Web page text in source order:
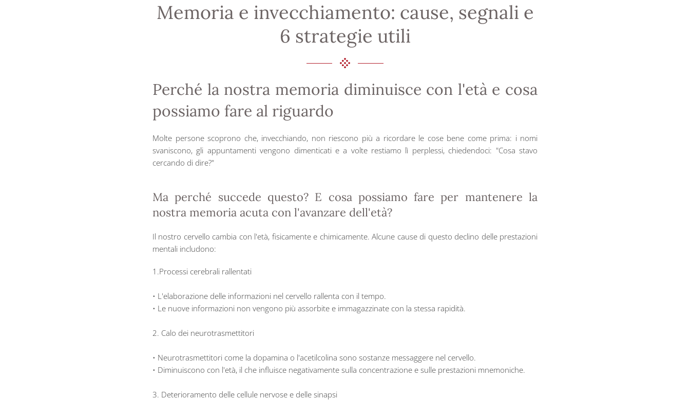
Memoria e invecchiamento: cause, segnali e
6 strategie utili
Perché la nostra memoria diminuisce con l'età e cosa
possiamo fare al riguardo
Molte persone scoprono che, invecchiando, non riescono più a ricordare le cose bene come prima: i nomi
svaniscono, gli appuntamenti vengono dimenticati e a volte restiamo lì perplessi, chiedendoci: "Cosa stavo
cercando di dire?"
Ma perché succede questo? E cosa possiamo fare per mantenere la
nostra memoria acuta con l'avanzare dell'età?
Il nostro cervello cambia con l'età, fisicamente e chimicamente. Alcune cause di questo declino delle prestazioni
mentali includono:
1.Processi cerebrali rallentati
• L'elaborazione delle informazioni nel cervello rallenta con il tempo.
• Le nuove informazioni non vengono più assorbite e immagazzinate con la stessa rapidità.
2. Calo dei neurotrasmettitori
• Neurotrasmettitori come la dopamina o l'acetilcolina sono sostanze messaggere nel cervello.
• Diminuiscono con l'età, il che influisce negativamente sulla concentrazione e sulle prestazioni mnemoniche.
3. Deterioramento delle cellule nervose e delle sinapsi